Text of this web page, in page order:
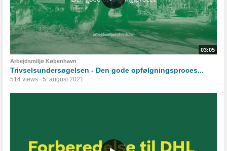
03:05
Arbejdsmiljø København
Trivselsundersøgelsen - Den gode opfølgningsproces...
514 views 5. august 2021